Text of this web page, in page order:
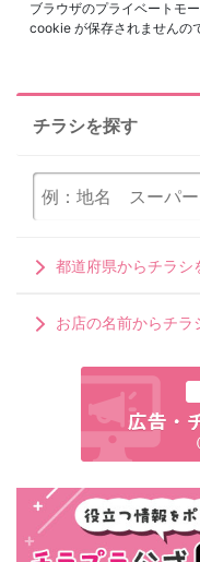
ブラウザのプライベートモ
cookie が保存されませんの
チラシを探す
都道府県からチラシ
お店の名前からチラ